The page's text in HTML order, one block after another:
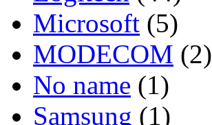
Microsoft (5)
MODECOM (2)
No name (1)
Samsung (1)